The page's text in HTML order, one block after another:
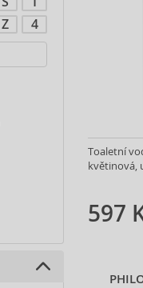
Toaletní
květinová,
597
Z 4